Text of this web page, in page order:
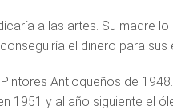
a las artes. Su madre lo
el dinero para sus
Antioqueños de
1951 y al año siguiente el